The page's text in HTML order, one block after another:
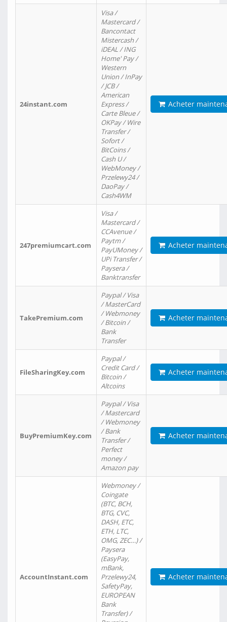
24instant.com
Visa /
Mastercard /
Bancontact
Mistercash /
iDEAL / ING
Home' Pay /
Western
Union / InPay
/ JCB /
American
Express /
Carte Bleue /
OKPay / Wire
Transfer /
Sofort /
BitCoins /
Cash U /
WebMoney /
Przelewy24 /
DaoPay /
Cash4WM
Acheter
247premiumcart.com
Visa /
Mastercard /
CCAvenue /
Paytm /
PayUMoney /
UPi Transfer /
Paysera /
Banktransfer
Acheter
TakePremium.com
Paypal / Visa
/ MasterCard
/ Webmoney
/ Bitcoin /
Bank
Transfer
Acheter
FileSharingKey.com
Paypal /
Credit Card /
Bitcoin /
Altcoins
Acheter
BuyPremiumKey.com
Paypal / Visa
/ Mastercard
/ Webmoney
/ Bank
Transfer /
Perfect
money /
Amazon pay
Acheter
AccountInstant.com
Webmoney /
Coingate
(BTC, BCH,
BTG, CVC,
DASH, ETC,
ETH, LTC,
OMG, ZEC…) /
Paysera
(EasyPay,
mBank,
Przelewy24,
SafetyPay,
EUROPEAN
Bank
Transfer) /
Acheter